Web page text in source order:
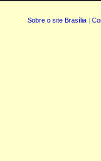
Sobre o site Brasília |